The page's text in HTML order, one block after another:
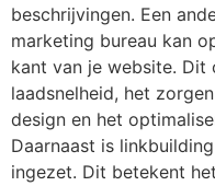
beschrijvingen. Een
marketing bureau kan
kant van je website. Dit
laadsnelheid, het
design en het
Daarnaast is
ingezet. Dit betekent